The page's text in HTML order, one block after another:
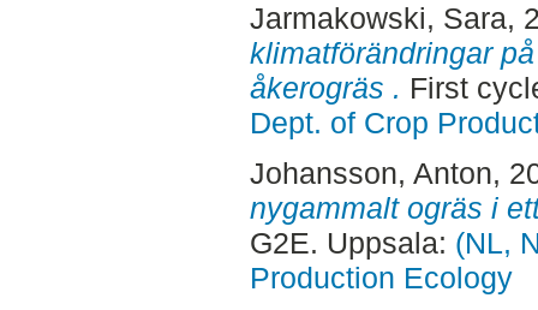
Jarmakowski, Sara,
klimatförändringar
åkerogräs . First
Dept. of Crop
Johansson, Anton,
nygammalt ogräs i
G2E. Uppsala: (NL,
Production Ecology